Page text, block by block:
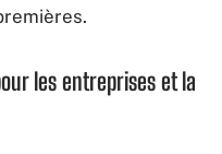
les entreprises et la